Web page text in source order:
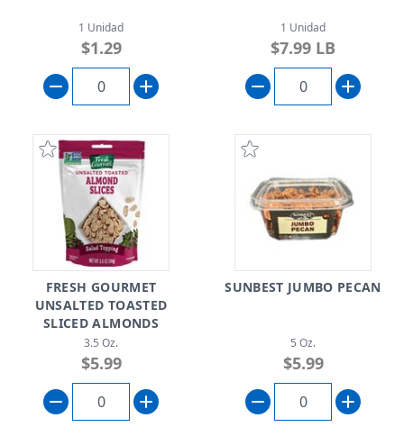
1 Unidad
$1.29
1 Unidad
$7.99 LB
FRESH GOURMET
UNSALTED TOASTED
SLICED ALMONDS
3.5 Oz.
$5.99
SUNBEST JUMBO PECAN
5 Oz.
$5.99